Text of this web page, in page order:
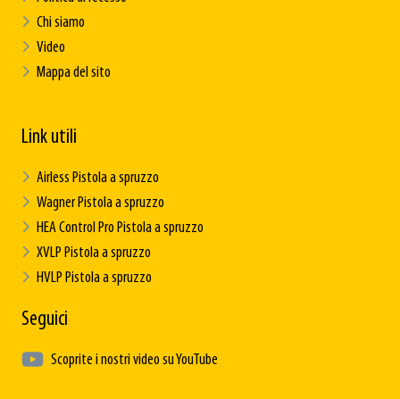
Chi siamo
Video
Mappa del sito
Link utili
Airless Pistola a spruzzo
Wagner Pistola a spruzzo
HEA Control Pro Pistola a spruzzo
XVLP Pistola a spruzzo
HVLP Pistola a spruzzo
Seguici
Scoprite i nostri video su YouTube